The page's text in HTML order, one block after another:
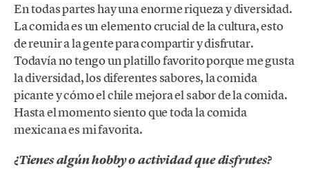
En todas partes hay una enorme riqueza y diversidad.
La comida es un elemento crucial de la cultura, esto
de reunir a la gente para compartir y disfrutar.
Todavía no tengo un platillo favorito porque me gusta
la diversidad, los diferentes sabores, la comida
picante y cómo el chile mejora el sabor de la comida.
Hasta el momento siento que toda la comida
mexicana es mi favorita.
¿Tienes algún hobby o actividad que disfrutes?